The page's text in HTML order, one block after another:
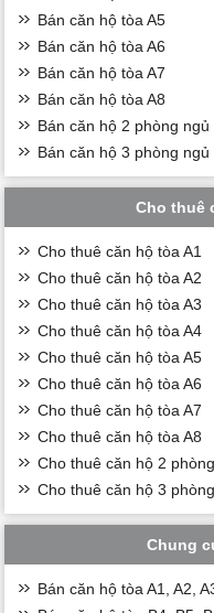
Bán căn hộ tòa A5
Bán căn hộ tòa A6
Bán căn hộ tòa A7
Bán căn hộ tòa A8
Bán căn hộ 2 phòng ngủ
Bán căn hộ 3 phòng ngủ
Cho thuê
Cho thuê căn hộ tòa A1
Cho thuê căn hộ tòa A2
Cho thuê căn hộ tòa A3
Cho thuê căn hộ tòa A4
Cho thuê căn hộ tòa A5
Cho thuê căn hộ tòa A6
Cho thuê căn hộ tòa A7
Cho thuê căn hộ tòa A8
Cho thuê căn hộ 2
Cho thuê căn hộ 3
Chung
Bán căn hộ tòa A1, A2,